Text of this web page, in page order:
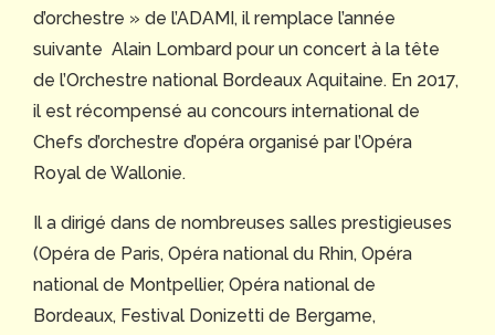
d’orchestre » de l’ADAMI, il remplace l’année
suivante Alain Lombard pour un concert à la tête
de l’Orchestre national Bordeaux Aquitaine. En 2017,
il est récompensé au concours international de
Chefs d’orchestre d’opéra organisé par l’Opéra
Royal de Wallonie.
Il a dirigé dans de nombreuses salles prestigieuses
(Opéra de Paris, Opéra national du Rhin, Opéra
national de Montpellier, Opéra national de
Bordeaux, Festival Donizetti de Bergame,